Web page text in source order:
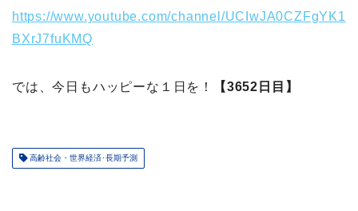
https://www.youtube.com/channel/UCIwJA0CZFgYK1
BXrJ7fuKMQ
では、今日もハッピーな１日を！ 【3652日目】
高齢社会・世界経済･長期予測